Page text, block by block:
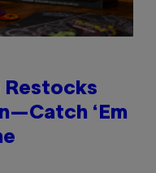
Restocks
‘Em